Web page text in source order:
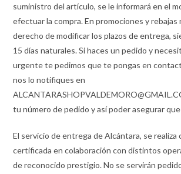
suministro del artículo, se le informará en el
efectuar la compra. En promociones y rebajas
derecho de modificar los plazos de entrega,
15 días naturales. Si haces un pedido y
urgente te pedimos que te pongas en
nos lo notifiques en
tu número de pedido y así poder asegurar
El servicio de entrega de Alcántara, se realiza
certificada en colaboración con distintos
de reconocido prestigio. No se servirán